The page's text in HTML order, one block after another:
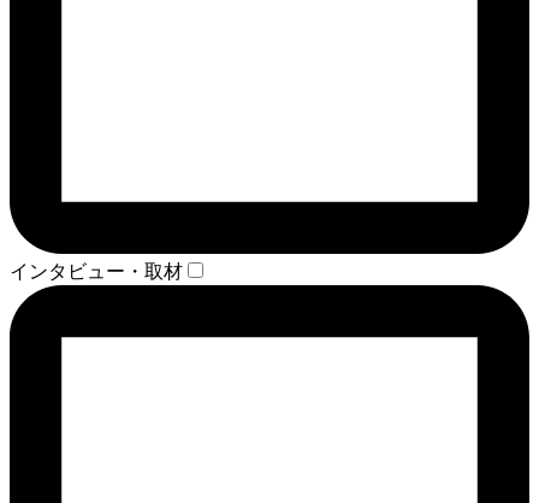
インタビュー・取材